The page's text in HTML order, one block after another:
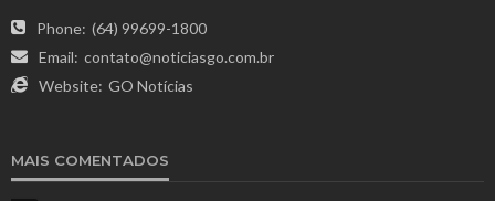
Phone: (64) 99699-1800
Email: contato@noticiasgo.com.br
Website: GO Notícias
MAIS COMENTADOS